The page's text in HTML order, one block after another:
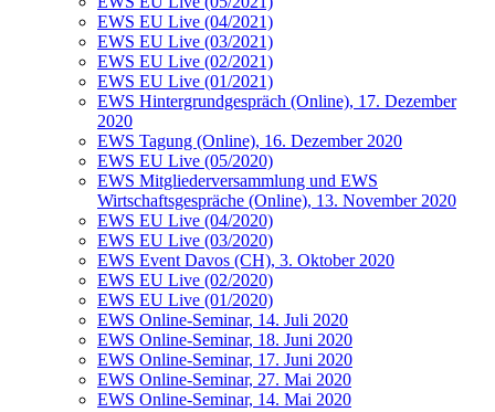
EWS EU Live (04/2021)
EWS EU Live (03/2021)
EWS EU Live (02/2021)
EWS EU Live (01/2021)
EWS Hintergrundgespräch (Online), 17. Dezember
2020
EWS Tagung (Online), 16. Dezember 2020
EWS EU Live (05/2020)
EWS Mitgliederversammlung und EWS
Wirtschaftsgespräche (Online), 13. November 2020
EWS EU Live (04/2020)
EWS EU Live (03/2020)
EWS Event Davos (CH), 3. Oktober 2020
EWS EU Live (02/2020)
EWS EU Live (01/2020)
EWS Online-Seminar, 14. Juli 2020
EWS Online-Seminar, 18. Juni 2020
EWS Online-Seminar, 17. Juni 2020
EWS Online-Seminar, 27. Mai 2020
EWS Online-Seminar, 14. Mai 2020